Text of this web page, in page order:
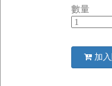
數量
加